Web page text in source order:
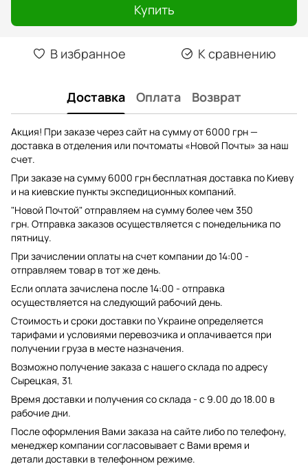
Купить
В избранное К сравнению
Доставка Оплата Возврат
Акция! При заказе через сайт на сумму от 6000 грн —
доставка в отделения или почтоматы «Новой Почты» за наш
счет.
При заказе на сумму 6000 грн бесплатная доставка по Киеву
и на киевские пункты экспедиционных компаний.
"Новой Почтой" отправляем на сумму более чем 350
грн. Отправка заказов осуществляется с понедельника по
пятницу.
При зачислении оплаты на счет компании до 14:00 -
отправляем товар в тот же день.
Если оплата зачислена после 14:00 - отправка
осуществляется на следующий рабочий день.
Стоимость и сроки доставки по Украине определяется
тарифами и условиями перевозчика и оплачивается при
получении груза в месте назначения.
Возможно получение заказа с нашего склада по адресу
Сырецкая, 31.
Время доставки и получения со склада - с 9.00 до 18.00 в
рабочие дни.
После оформления Вами заказа на сайте либо по телефону,
менеджер компании согласовывает с Вами время и
детали доставки в телефонном режиме.